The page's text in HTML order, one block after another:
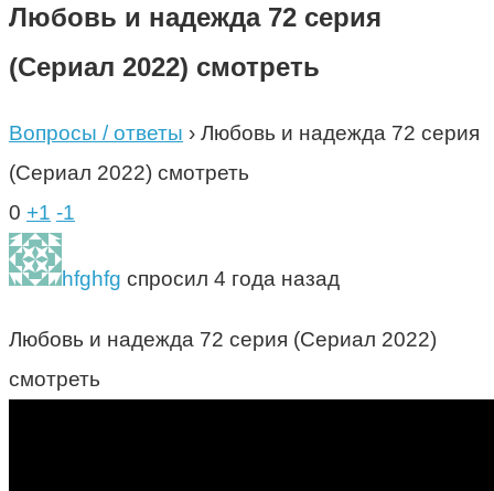
Любовь и надежда 72 серия
(Сериал 2022) смотреть
Вопросы / ответы › Любовь и надежда 72 серия
(Сериал 2022) смотреть
0 +1 -1
hfghfg спросил 4 года назад
Любовь и надежда 72 серия (Сериал 2022)
смотреть